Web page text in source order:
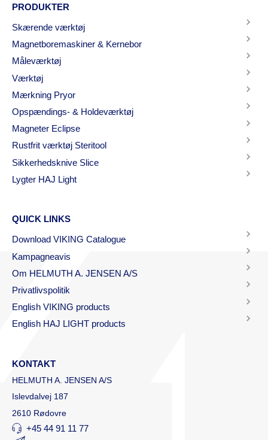
PRODUKTER
Skærende værktøj
Magnetboremaskiner & Kernebor
Måleværktøj
Værktøj
Mærkning Pryor
Opspændings- & Holdeværktøj
Magneter Eclipse
Rustfrit værktøj Steritool
Sikkerhedsknive Slice
Lygter HAJ Light
QUICK LINKS
Download VIKING Catalogue
Kampagneavis
Om HELMUTH A. JENSEN A/S
Privatlivspolitik
English VIKING products
English HAJ LIGHT products
KONTAKT
HELMUTH A. JENSEN A/S
Islevdalvej 187
2610 Rødovre
+45 44 91 11 77